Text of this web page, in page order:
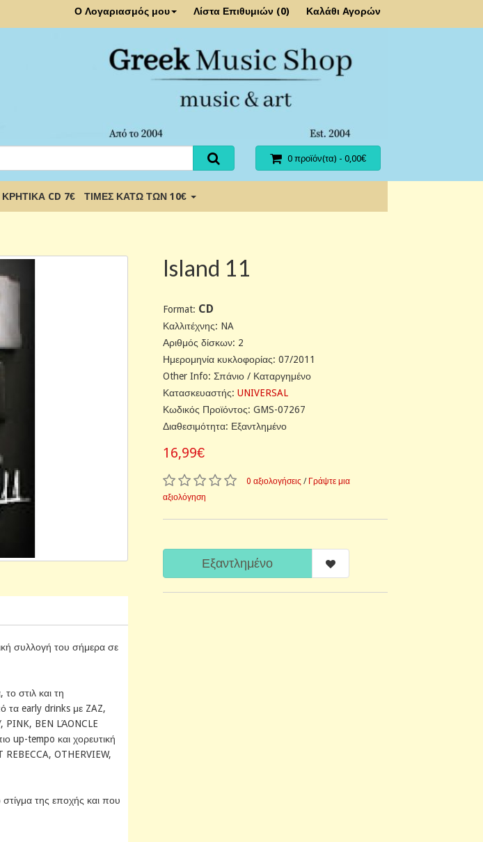
Ο Λογαριασμός μου Λίστα Επιθυμιών (0) Καλάθι Αγορών
0 προϊόν(τα) - 0,00€
ΚΡΗΤΙΚΑ CD 7€ ΤΙΜΕΣ ΚΑΤΩ ΤΩΝ 10€
συλλογή του σήμερα σε
στιλ και τη
τα early drinks με ZAZ,
PINK, BEN LΆONCLE
up-tempo και χορευτική
REBECCA, OTHERVIEW,
στίγμα της εποχής και που
Island 11
Format: CD
Καλλιτέχνης: NA
Αριθμός δίσκων: 2
Ημερομηνία κυκλοφορίας: 07/2011
Other Info: Σπάνιο / Καταργημένο
Κατασκευαστής: UNIVERSAL
Κωδικός Προϊόντος: GMS-07267
Διαθεσιμότητα: Εξαντλημένο
16,99€
0 αξιολογήσεις / Γράψτε μια
αξιολόγηση
Εξαντλημένο